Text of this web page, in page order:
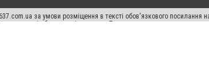
за умови розміщення в тексті обов'язкового
в тексті або в якості джерела. Порушення виняткових прав